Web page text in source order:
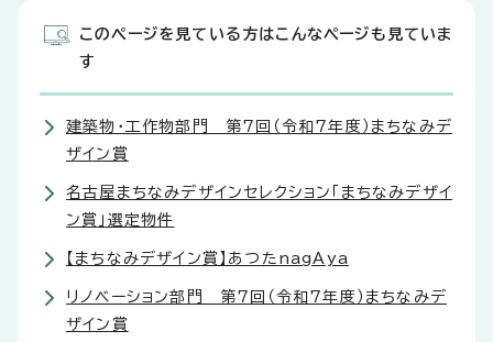
このページを見ている方はこんなページも見ていま
す
建築物・工作物部門 第7回（令和7年度）まちなみデ
ザイン賞
名古屋まちなみデザインセレクション「まちなみデザイ
ン賞」選定物件
【まちなみデザイン賞】あつたnagAya
リノベーション部門 第7回（令和7年度）まちなみデ
ザイン賞